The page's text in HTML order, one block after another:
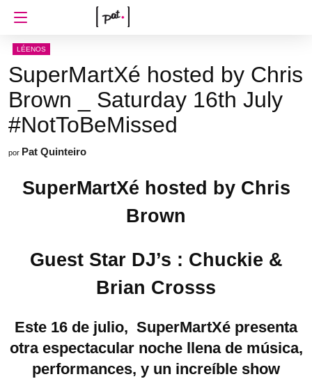
LÉENOS
SuperMartXé hosted by Chris
Brown _ Saturday 16th July
#NotToBeMissed
por Pat Quinteiro
SuperMartXé hosted by Chris
Brown
Guest Star DJ’s : Chuckie &
Brian Crosss
Este 16 de julio, SuperMartXé presenta
otra espectacular noche llena de música,
performances, y un increíble show